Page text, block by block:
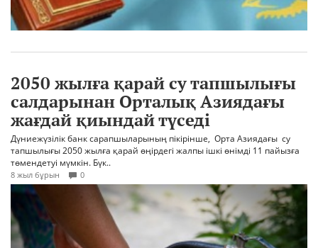
2050 жылға қарай су тапшылығы
салдарынан Орталық Азиядағы
жағдай қиындай түседі
Дүниежүзілік банк сарапшыларының пікірінше, Орта Азиядағы су
тапшылығы 2050 жылға қарай өңірдегі жалпы ішкі өнімді 11 пайызға
төмендетуі мүмкін. Бүк..
8 жыл бұрын 0